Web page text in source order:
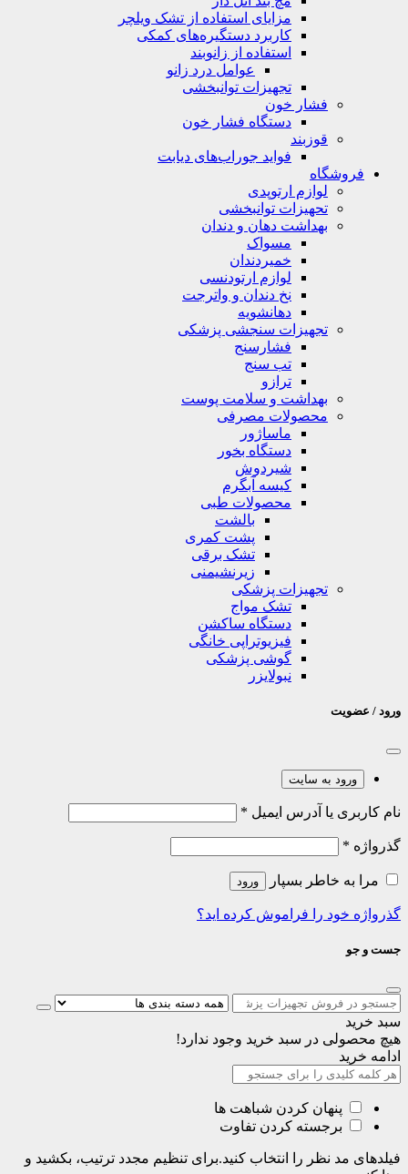
مزایای استفاده از تشک ویلچر
کاربرد دستگیره‌های کمکی
استفاده از زانوبند
عوامل درد زانو
تجهیزات توانبخشی
فشار خون
دستگاه فشار خون
قوزبند
فواید جوراب‌های دیابت
فروشگاه
لوازم ارتوپدی
تحهیزات توانبخشی
بهداشت دهان و دندان
مسواک
خمیردندان
لوازم ارتودنسی
نخ دندان و واترجت
دهانشویه
تجهیزات سنجشی پزشکی
فشارسنج
تب سنج
ترازو
بهداشت و سلامت پوست
محصولات مصرفی
ماساژور
دستگاه بخور
شیردوش
کیسه آبگرم
محصولات طبی
بالشت
پشت کمری
تشک برقی
زیرنشیمنی
تجهیزات پزشکی
تشک مواج
دستگاه ساکشن
فیزیوتراپی خانگی
گوشی پزشکی
نبولایزر
ورود / عضویت
ورود به سایت
نام کاربری یا آدرس ایمیل *
گذرواژه *
مرا به خاطر بسپار ورود
گذرواژه خود را فراموش کرده اید؟
جست و جو
سبد خرید
هیچ محصولی در سبد خرید وجود ندارد!
ادامه خرید
پنهان کردن شباهت ها
برجسته کردن تفاوت
فیلدهای مد نظر را انتخاب کنید.برای تنظیم مجدد ترتیب، بکشید و